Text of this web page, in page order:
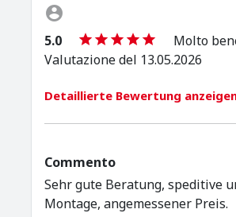
5.0
Molto
Valutazione del 13.05.2026
Detaillierte Bewertung
Commento
Sehr gute Beratung, speditive
Montage, angemessener Preis.